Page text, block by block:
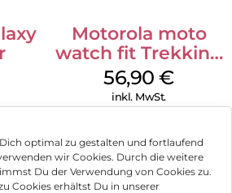
optimal zu gestalten und fortlaufend
wir Cookies. Durch die weitere
Du der Verwendung von Cookies zu.
Cookies erhältst Du in unserer
Motorola moto
watch fit Trekking
Green
56,90€
inkl. MwSt.